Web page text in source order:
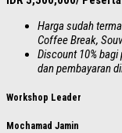
Harga sudah
Coffee Break,
Discount 10%
dan pembayaran
Workshop Leader
Mochamad Jamin